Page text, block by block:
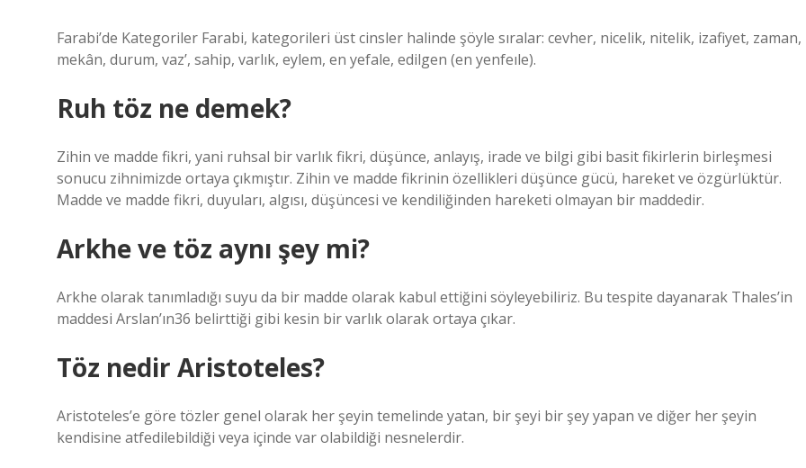
Farabi’de Kategoriler Farabi, kategorileri üst cinsler halinde şöyle sıralar: cevher, nicelik, nitelik, izafiyet, zaman,
mekân, durum, vaz’, sahip, varlık, eylem, en yefale, edilgen (en yenfeıle).
Ruh töz ne demek?
Zihin ve madde fikri, yani ruhsal bir varlık fikri, düşünce, anlayış, irade ve bilgi gibi basit fikirlerin birleşmesi
sonucu zihnimizde ortaya çıkmıştır. Zihin ve madde fikrinin özellikleri düşünce gücü, hareket ve özgürlüktür.
Madde ve madde fikri, duyuları, algısı, düşüncesi ve kendiliğinden hareketi olmayan bir maddedir.
Arkhe ve töz aynı şey mi?
Arkhe olarak tanımladığı suyu da bir madde olarak kabul ettiğini söyleyebiliriz. Bu tespite dayanarak Thales’in
maddesi Arslan’ın36 belirttiği gibi kesin bir varlık olarak ortaya çıkar.
Töz nedir Aristoteles?
Aristoteles’e göre tözler genel olarak her şeyin temelinde yatan, bir şeyi bir şey yapan ve diğer her şeyin
kendisine atfedilebildiği veya içinde var olabildiği nesnelerdir.